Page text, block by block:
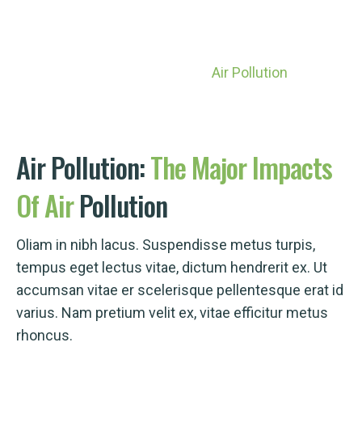
Air Pollution
Air Pollution:TheMajorImpacts
OfAirPollution
Oliam in nibh lacus. Suspendisse metus turpis,
tempus eget lectus vitae, dictum hendrerit ex. Ut
accumsan vitae er scelerisque pellentesque erat id
varius. Nam pretium velit ex, vitae efficitur metus
rhoncus.